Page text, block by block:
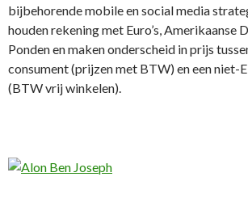
bijbehorende mobile en social media
houden rekening met Euro’s, Amerikaanse
Ponden en maken onderscheid in prijs
consument (prijzen met BTW) en een niet-
(BTW vrij winkelen).